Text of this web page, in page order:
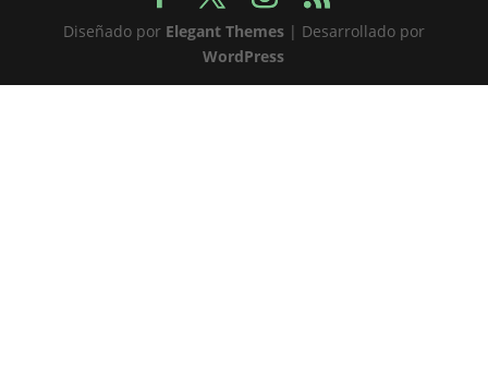
Diseñado por Elegant Themes| Desarrollado por
WordPress